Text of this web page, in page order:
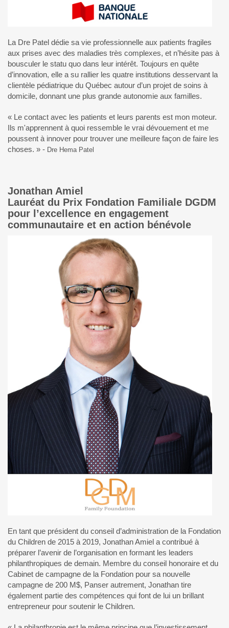
La Dre Patel dédie sa vie professionnelle aux patients fragiles
aux prises avec des maladies très complexes, et n’hésite pas à
bousculer le statu quo dans leur intérêt. Toujours en quête
d’innovation, elle a su rallier les quatre institutions desservant la
clientèle pédiatrique du Québec autour d’un projet de soins à
domicile, donnant une plus grande autonomie aux familles.
« Le contact avec les patients et leurs parents est mon moteur.
Ils m'apprennent à quoi ressemble le vrai dévouement et me
poussent à innover pour trouver une meilleure façon de faire les
choses. » - Dre Hema Patel
Jonathan Amiel
Lauréat du Prix Fondation Familiale DGDM
pour l’excellence en engagement
communautaire et en action bénévole
En tant que président du conseil d’administration de la Fondation
du Children de 2015 à 2019, Jonathan Amiel a contribué à
préparer l’avenir de l’organisation en formant les leaders
philanthropiques de demain. Membre du conseil honoraire et du
Cabinet de campagne de la Fondation pour sa nouvelle
campagne de 200 M$, Panser autrement, Jonathan tire
également partie des compétences qui font de lui un brillant
entrepreneur pour soutenir le Children.